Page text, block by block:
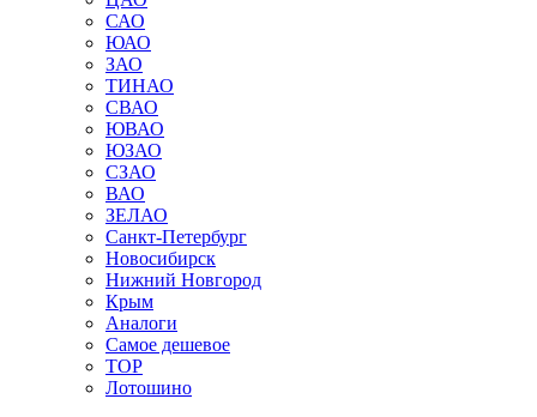
САО
ЮАО
ЗАО
ТИНАО
СВАО
ЮВАО
ЮЗАО
СЗАО
ВАО
ЗЕЛАО
Санкт-Петербург
Новосибирск
Нижний Новгород
Крым
Аналоги
Самое дешевое
TOP
Лотошино